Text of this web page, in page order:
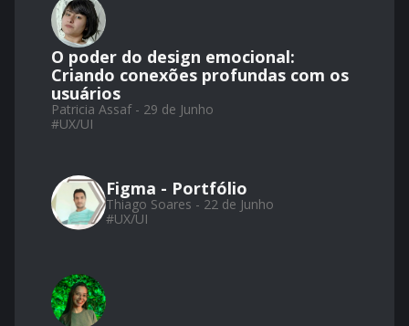
O poder do design emocional:
Criando conexões profundas com os
usuários
Patricia Assaf - 29 de Junho
#UX/UI
Figma - Portfólio
Thiago Soares - 22 de Junho
#UX/UI